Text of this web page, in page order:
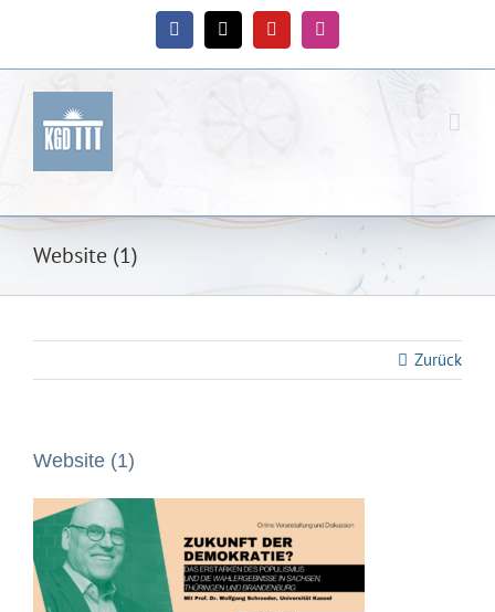
Facebook
X YouTubeInstagram
Website (1)
Zurück
Website (1)